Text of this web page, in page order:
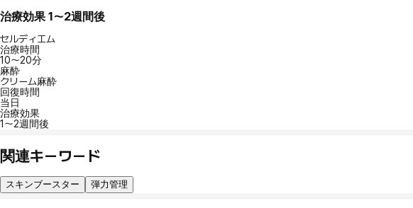
治療効果 1～2週間後
セルディエム
治療時間
10〜20分
麻酔
クリーム麻酔
回復時間
当日
治療効果
1～2週間後
関連キーワード
スキンブースター 弾力管理